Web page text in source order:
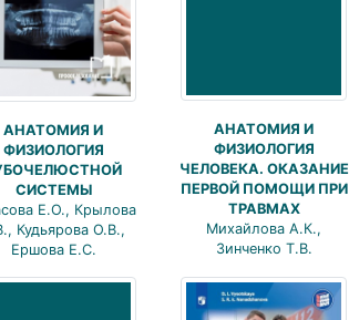
АНАТОМИЯ И
ФИЗИОЛОГИЯ
СИСТЕМЫ
Е.О., Крылова
Кудьярова О.В.,
Ершова Е.С.
АНАТОМИЯ И
ФИЗИОЛОГИЯ
ЧЕЛОВЕКА. ОКАЗАНИЕ
ПЕРВОЙ ПОМОЩИ ПРИ
ТРАВМАХ
Михайлова А.К.,
Зинченко Т.В.